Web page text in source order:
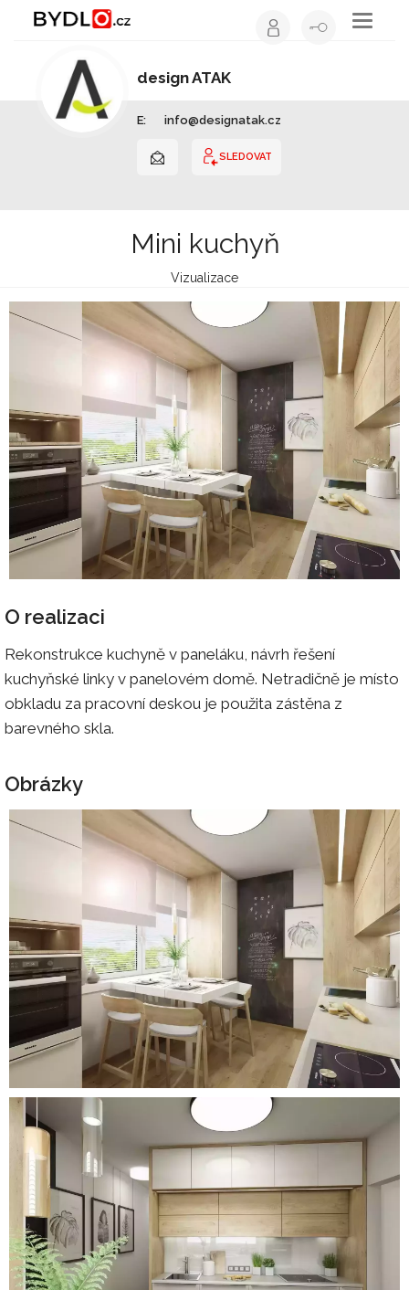
Toggle
design ATAK
E: info@designatak.cz
SLEDOVAT
Mini kuchyň
Vizualizace
O realizaci
Rekonstrukce kuchyně v paneláku, návrh řešení
kuchyňské linky v panelovém domě. Netradičně je místo
obkladu za pracovní deskou je použita zástěna z
barevného skla.
Obrázky